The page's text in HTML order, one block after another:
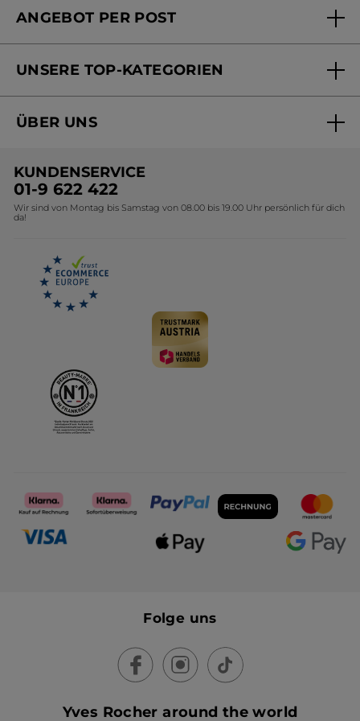
· Schminken Sie sich gründlich ab!
Mein Konto
Online Preisliste
ANGEBOT PER POST
Versandhandel Preisliste
UNSERE TOP-KATEGORIEN
Black Friday Yves Rocher
Geschenkideen Yves Rocher
Kollektion Monoi Yves Rocher
ÜBER UNS
Umweltstiftung YR
Affiliate Programm
KUNDENSERVICE
01-9 622 422
Wir sind von Montag bis Samstag von 08.00 bis 19.00 Uhr persönlich für dich
da!
Folge uns
Yves Rocher around the world